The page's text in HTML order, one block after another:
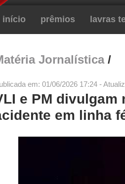
início prêmios lavras
Jornalística/
em: 01/06/2026 17:24 -
e PM
em linha